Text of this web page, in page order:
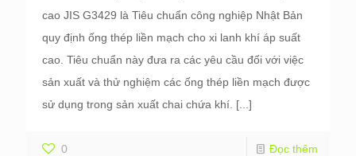
cao JIS G3429 là Tiêu chuẩn công nghiệp Nhật Bản
quy định ống thép liền mạch cho xi lanh khí áp suất
cao. Tiêu chuẩn này đưa ra các yêu cầu đối với việc
sản xuất và thử nghiệm các ống thép liền mạch được
sử dụng trong sản xuất chai chứa khí. [...]
0 Đọc thêm